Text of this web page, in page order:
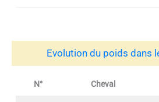
Evolution du poids dans
N° Cheval